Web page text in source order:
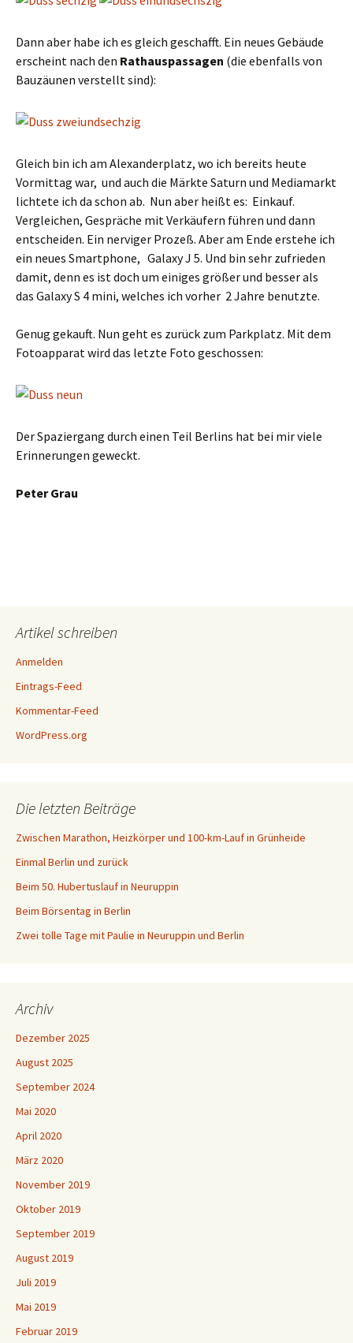
Dann aber habe ich es gleich geschafft. Ein neues Gebäude
erscheint nach den Rathauspassagen (die ebenfalls von
Bauzäunen verstellt sind):
Gleich bin ich am Alexanderplatz, wo ich bereits heute
Vormittag war, und auch die Märkte Saturn und Mediamarkt
lichtete ich da schon ab. Nun aber heißt es: Einkauf.
Vergleichen, Gespräche mit Verkäufern führen und dann
entscheiden. Ein nerviger Prozeß. Aber am Ende erstehe ich
ein neues Smartphone, Galaxy J 5. Und bin sehr zufrieden
damit, denn es ist doch um einiges größer und besser als
das Galaxy S 4 mini, welches ich vorher 2 Jahre benutzte.
Genug gekauft. Nun geht es zurück zum Parkplatz. Mit dem
Fotoapparat wird das letzte Foto geschossen:
Der Spaziergang durch einen Teil Berlins hat bei mir viele
Erinnerungen geweckt.
Peter Grau
Artikel schreiben
Anmelden
Eintrags-Feed
Kommentar-Feed
WordPress.org
Die letzten Beiträge
Zwischen Marathon, Heizkörper und 100-km-Lauf in Grünheide
Einmal Berlin und zurück
Beim 50. Hubertuslauf in Neuruppin
Beim Börsentag in Berlin
Zwei tolle Tage mit Paulie in Neuruppin und Berlin
Archiv
Dezember 2025
August 2025
September 2024
Mai 2020
April 2020
März 2020
November 2019
Oktober 2019
September 2019
August 2019
Juli 2019
Mai 2019
Februar 2019